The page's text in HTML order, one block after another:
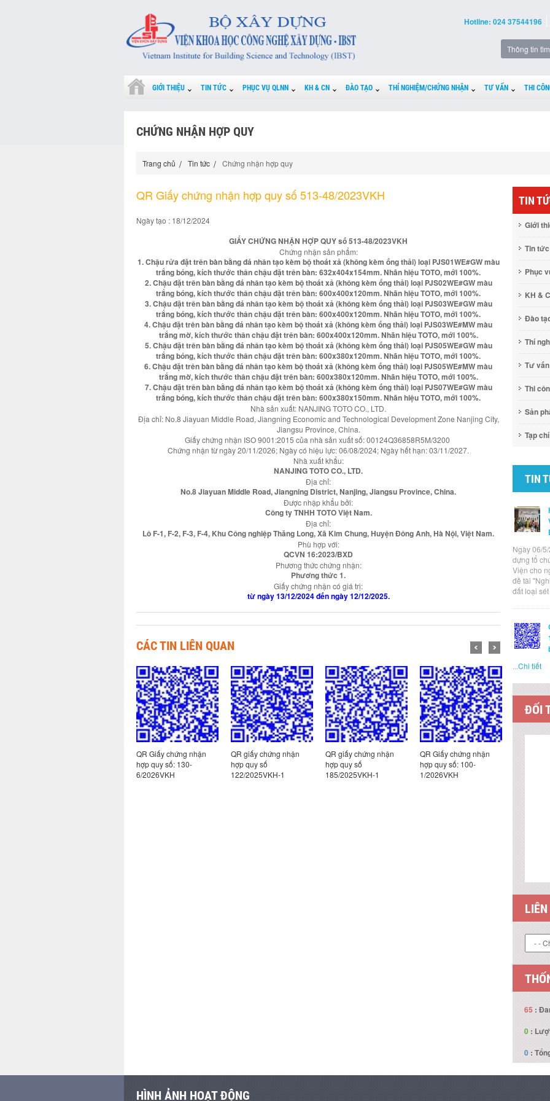
Hotline: 024 37544196
GIỚI THIỆU TIN TỨC PHỤC VỤ QLNN KH & CN ĐÀO TẠO THÍ NGHIỆM/CHỨNG NHẬN TƯ VẤN THI
CHỨNG NHẬN HỢP QUY
Trang chủ Tin tức Chứng nhận hợp quy
QR Giấy chứng nhận hợp quy số 513-48/2023VKH
Ngày tạo : 18/12/2024
GIẤY CHỨNG NHẬN HỢP QUY số 513-48/2023VKH
Chứng nhận sản phẩm:
1. Chậu rửa đặt trên bàn bằng đá nhân tạo kèm bộ thoát xả (không kèm ống thải) loại PJS01WE#GW màu
trắng bóng, kích thước thân chậu đặt trên bàn: 632x404x154mm. Nhãn hiệu TOTO, mới 100%.
2. Chậu đặt trên bàn bằng đá nhân tạo kèm bộ thoát xả (không kèm ống thải) loại PJS02WE#GW màu
trắng bóng, kích thước thân chậu đặt trên bàn: 600x400x120mm. Nhãn hiệu TOTO, mới 100%.
3. Chậu đặt trên bàn bằng đá nhân tạo kèm bộ thoát xả (không kèm ống thải) loại PJS03WE#GW màu
trắng bóng, kích thước thân chậu đặt trên bàn: 600x400x120mm. Nhãn hiệu TOTO, mới 100%.
4. Chậu đặt trên bàn bằng đá nhân tạo kèm bộ thoát xả (không kèm ống thải) loại PJS03WE#MW màu
trắng mờ, kích thước thân chậu đặt trên bàn: 600x400x120mm. Nhãn hiệu TOTO, mới 100%.
5. Chậu đặt trên bàn bằng đá nhân tạo kèm bộ thoát xả (không kèm ống thải) loại PJS05WE#GW màu
trắng bóng, kích thước thân chậu đặt trên bàn: 600x380x120mm. Nhãn hiệu TOTO, mới 100%.
6. Chậu đặt trên bàn bằng đá nhân tạo kèm bộ thoát xả (không kèm ống thải) loại PJS05WE#MW màu
trắng mờ, kích thước thân chậu đặt trên bàn: 600x380x120mm. Nhãn hiệu TOTO, mới 100%.
7. Chậu đặt trên bàn bằng đá nhân tạo kèm bộ thoát xả (không kèm ống thải) loại PJS07WE#GW màu
trắng bóng, kích thước thân chậu đặt trên bàn: 600x380x150mm. Nhãn hiệu TOTO, mới 100%.
Nhà sản xuất: NANJING TOTO CO., LTD.
Địa chỉ: No.8 Jiayuan Middle Road, Jiangning Economic and Technological Development Zone Nanjing City,
Jiangsu Province, China.
Giấy chứng nhận ISO 9001:2015 của nhà sản xuất số: 00124Q36858R5M/3200
Chứng nhận từ ngày 20/11/2026; Ngày có hiệu lực: 06/08/2024; Ngày hết hạn: 03/11/2027.
Nhà xuất khẩu:
NANJING TOTO CO., LTD.
Địa chỉ:
No.8 Jiayuan Middle Road, Jiangning District, Nanjing, Jiangsu Province, China.
Được nhập khẩu bởi:
Công ty TNHH TOTO Việt Nam.
Địa chỉ:
Lô F-1, F-2, F-3, F-4, Khu Công nghiệp Thăng Long, Xã Kim Chung, Huyện Đông Anh, Hà Nội, Việt Nam.
Phù hợp với:
QCVN 16:2023/BXD
Phương thức chứng nhận:
Phương thức 1.
Giấy chứng nhận có giá trị:
từ ngày 13/12/2024 đến ngày 12/12/2025.
CÁC TIN LIÊN QUAN
QR Giấy chứng nhận
hợp quy số: 130-
6/2026VKH
QR giấy chứng nhận
hợp quy số
122/2025VKH-1
QR giấy chứng nhận
hợp quy số
185/2025VKH-1
QR Giấy chứng nhận
hợp quy số: 100-
1/2026VKH
TIN
Giới
Tin tức
Phục
KH &
Đào
Thí
Tư vấn
Thi
Sản
Tạp chí
TIN
Ngày 06/
dựng tổ
Viện cho
đề tài
đất loại
...Chi tiết
ĐỐI
65 :
0 :
0 :
HÌNH ẢNH HOẠT ĐỘNG